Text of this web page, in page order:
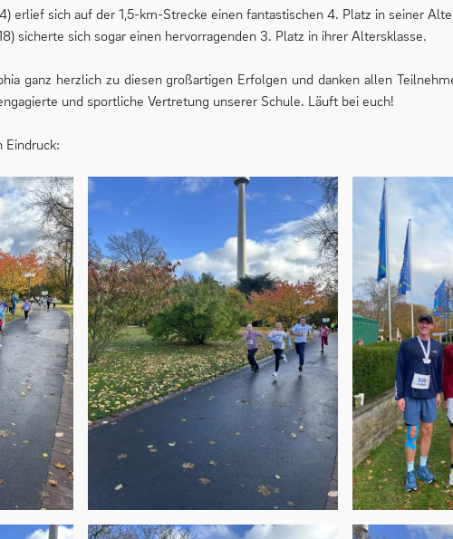
erlief sich auf der 1,5-km-Strecke einen fantastischen 4. Platz in seiner
sicherte sich sogar einen hervorragenden 3. Platz in ihrer Altersklasse.
ganz herzlich zu diesen großartigen Erfolgen und danken allen
und sportliche Vertretung unserer Schule. Läuft bei euch!
Eindruck: